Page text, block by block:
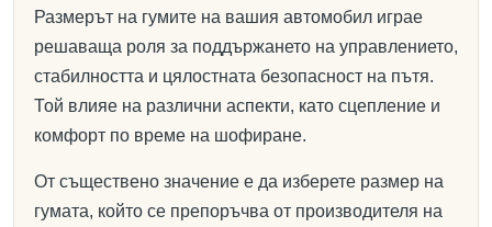
Размерът на гумите на вашия автомобил играе
решаваща роля за поддържането на управлението,
стабилността и цялостната безопасност на пътя.
Той влияе на различни аспекти, като сцепление и
комфорт по време на шофиране.
От съществено значение е да изберете размер на
гумата, който се препоръчва от производителя на